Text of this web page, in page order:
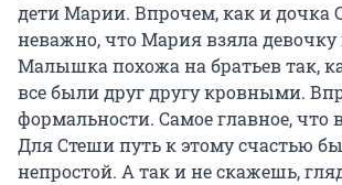
дети Марии. Впрочем, как и дочка
неважно, что Мария взяла
Малышка похожа на братьев так,
все были друг другу кровными.
формальности. Самое главное, что
Для Стеши путь к этому счастью
непростой. А так и не скажешь,